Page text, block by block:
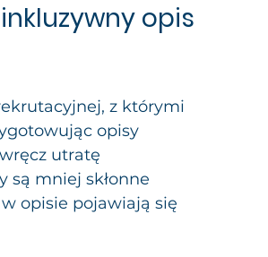
opis
z którymi
opisy
utratę
są mniej skłonne
opisie pojawiają się